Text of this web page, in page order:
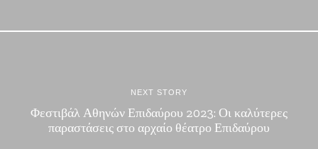
NEXT STORY
Φεστιβάλ Αθηνών Επιδαύρου 2023: Οι καλύτερες
παραστάσεις στο αρχαίο θέατρο Επιδαύρου